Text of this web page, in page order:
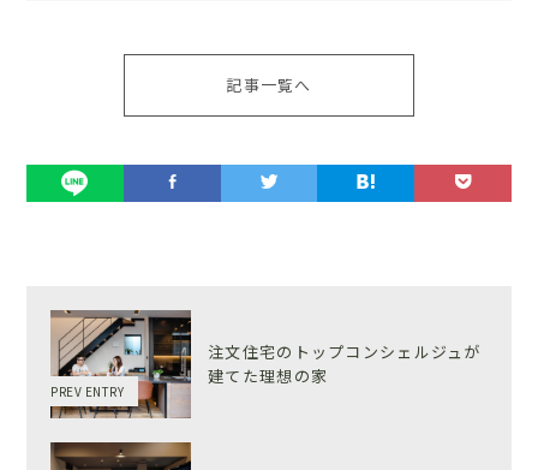
記事一覧へ
PREV ENTRY
注文住宅のトップコンシェルジュが
建てた理想の家